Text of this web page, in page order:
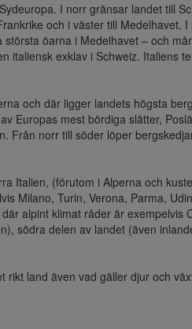
I norr gränsar landet till
och i väster till
öarna i Medelhavet – och
italiensk exklav i Schweiz. Italiens
och där ligger landets högsta
Europas mest bördiga slätter,
Från norr till söder löper
Italien, (förutom i Alperna och
Milano, Turin, Verona, Parma,
alpint klimat råder är
södra delen av landet (även
land även vad gäller djur och